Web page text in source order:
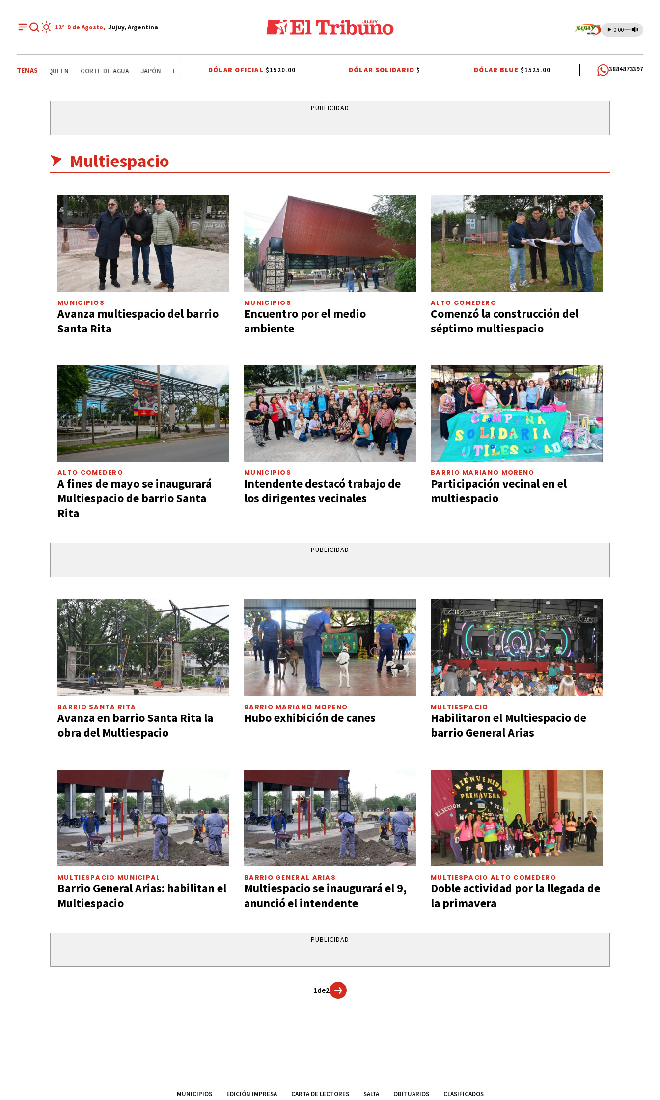
12° 9 de Agosto, Jujuy, Argentina 0:00
TEMAS
JUJUY QUEEN CORTE DE AGUA JAPÓN LEANDRO PAREDES PAPA LEÓN XIV FERIA DEL LIBRO FNE SALTA
DÓLAR OFICIAL $1520.00 DÓLAR SOLIDARIO$ DÓLAR BLUE $1525.00 3884873397
PUBLICIDAD
Multiespacio
MUNICIPIOS
Avanza multiespacio del barrio
Santa Rita
MUNICIPIOS
Encuentro por el medio
ambiente
ALTO COMEDERO
Comenzó la construcción del
séptimo multiespacio
ALTO COMEDERO
A fines de mayo se inaugurará
Multiespacio de barrio Santa
Rita
MUNICIPIOS
Intendente destacó trabajo de
los dirigentes vecinales
BARRIO MARIANO MORENO
Participación vecinal en el
multiespacio
PUBLICIDAD
BARRIO SANTA RITA
Avanza en barrio Santa Rita la
obra del Multiespacio
BARRIO MARIANO MORENO
Hubo exhibición de canes
MULTIESPACIO
Habilitaron el Multiespacio de
barrio General Arias
MULTIESPACIO MUNICIPAL
Barrio General Arias: habilitan el
Multiespacio
BARRIO GENERAL ARIAS
Multiespacio se inaugurará el 9,
anunció el intendente
MULTIESPACIO ALTO COMEDERO
Doble actividad por la llegada de
la primavera
PUBLICIDAD
1de2
MUNICIPIOS EDICIÓN IMPRESA CARTA DE LECTORES SALTA OBITUARIOS CLASIFICADOS